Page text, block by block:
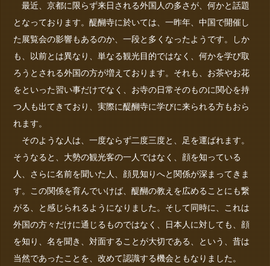
最近、京都に限らず来日される外国人の多さが、何かと話題
となっております。醍醐寺に於いては、一昨年、中国で開催し
た展覧会の影響もあるのか、一段と多くなったようです。しか
も、以前とは異なり、単なる観光目的ではなく、何かを学び取
ろうとされる外国の方が増えております。それも、お茶やお花
をといった習い事だけでなく、お寺の日常そのものに関心を持
つ人も出てきており、実際に醍醐寺に学びに来られる方もおら
れます。
そのような人は、一度ならず二度三度と、足を運ばれます。
そうなると、大勢の観光客の一人ではなく、顔を知っている
人、さらに名前を聞いた人、顔見知りへと関係が深まってきま
す。この関係を育んでいけば、醍醐の教えを広めることにも繋
がる、と感じられるようになりました。そして同時に、これは
外国の方々だけに通じるものではなく、日本人に対しても、顔
を知り、名を聞き、対面することが大切である、という、昔は
当然であったことを、改めて認識する機会ともなりました。